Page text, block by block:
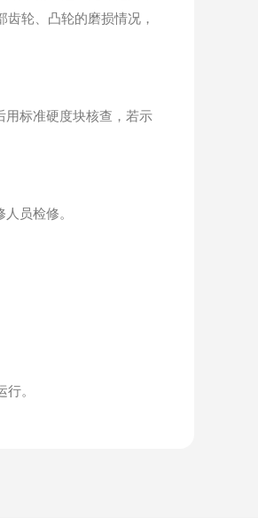
轮、凸轮的磨损情况，
用标准硬度块核查，若示
员检修。
。